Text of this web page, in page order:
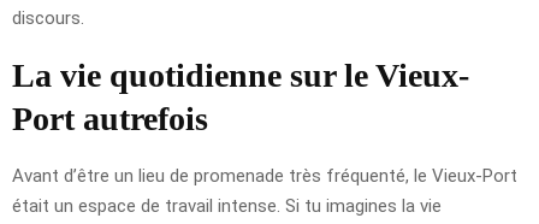
discours.
La vie quotidienne sur le Vieux-
Port autrefois
Avant d’être un lieu de promenade très fréquenté, le Vieux-Port
était un espace de travail intense. Si tu imagines la vie